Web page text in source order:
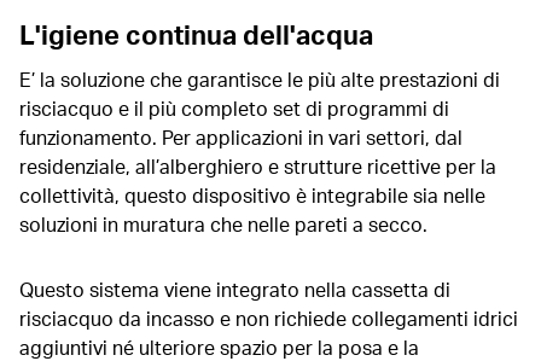
L'igiene continua dell'acqua
E’ la soluzione che garantisce le più alte prestazioni di
risciacquo e il più completo set di programmi di
funzionamento. Per applicazioni in vari settori, dal
residenziale, all’alberghiero e strutture ricettive per la
collettività, questo dispositivo è integrabile sia nelle
soluzioni in muratura che nelle pareti a secco.
Questo sistema viene integrato nella cassetta di
risciacquo da incasso e non richiede collegamenti idrici
aggiuntivi né ulteriore spazio per la posa e la